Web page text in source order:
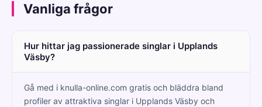
Vanliga frågor
Hur hittar jag passionerade singlar i Upplands
Väsby?
Gå med i knulla-online.com gratis och bläddra bland
profiler av attraktiva singlar i Upplands Väsby och